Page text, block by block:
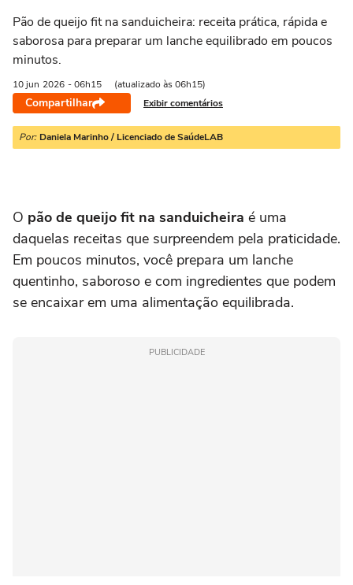
Pão de queijo fit na sanduicheira: receita prática, rápida e
saborosa para preparar um lanche equilibrado em poucos
minutos.
10 jun 2026 - 06h15 (atualizado às 06h15)
Compartilhar Exibir comentários
Por: Daniela Marinho / Licenciado de SaúdeLAB
O pão de queijo fit na sanduicheira é uma
daquelas receitas que surpreendem pela praticidade.
Em poucos minutos, você prepara um lanche
quentinho, saboroso e com ingredientes que podem
se encaixar em uma alimentação equilibrada.
PUBLICIDADE